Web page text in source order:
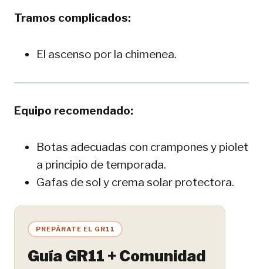
Tramos complicados:
El ascenso por la chimenea.
Equipo recomendado:
Botas adecuadas con crampones y piolet
a principio de temporada.
Gafas de sol y crema solar protectora.
PREPÁRATE EL GR11
Guía GR11 + Comunidad